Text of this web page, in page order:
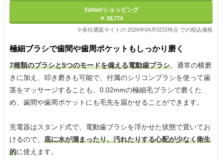
Yahoo!ショッピング
￥ 28,774
※各社通販サイトの 2026年04月02日時点 での税込価格
極細ブラシで歯間や歯周ポケットもしっかり磨く
7種類のブラシと5つのモードを備える電動歯ブラシ。通常の横磨
きに加え、叩き磨きも可能で、付属のシリコンブラシを使って歯
茎をマッサージすることも。0.02mmの極細毛ブラシで磨くた
め、歯間や歯周ポケットにも毛先を届かせることができます。
充電器はスタンド式で、電動歯ブラシを浮かせた状態で置いてお
けるので、 底に水が溜まったり、汚れたりする心配が少なく衛生
的に使えます。